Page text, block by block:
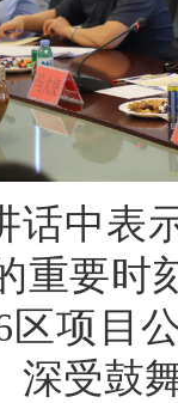
话中表
重要时
区项目
深受鼓